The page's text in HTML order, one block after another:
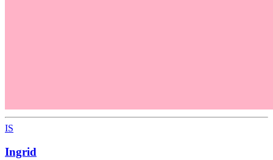
IS
Ingrid